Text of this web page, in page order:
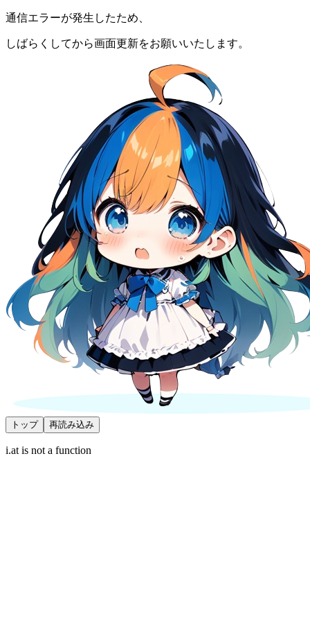
通信エラーが発生したため、
しばらくしてから画面更新をお願いいたします。
トップ 再読み込み
i.at is not a function